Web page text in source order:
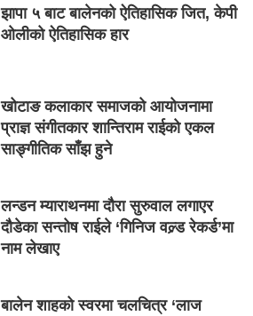
झापा ५ बाट बालेनको ऐतिहासिक जित, केपी
ओलीको ऐतिहासिक हार
खोटाङ कलाकार समाजको आयोजनामा
प्राज्ञ संगीतकार शान्तिराम राईको एकल
साङ्गीतिक साँझ हुने
लन्डन म्याराथनमा दौरा सुरुवाल लगाएर
दौडेका सन्तोष राईले ‘गिनिज वल्र्ड रेकर्ड’मा
नाम लेखाए
बालेन शाहको स्वरमा चलचित्र ‘लाज